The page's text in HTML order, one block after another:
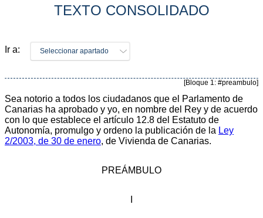
TEXTO CONSOLIDADO
Ir a: Seleccionar apartado
[Bloque 1: #preambulo]
Sea notorio a todos los ciudadanos que el Parlamento de
Canarias ha aprobado y yo, en nombre del Rey y de acuerdo
con lo que establece el artículo 12.8 del Estatuto de
Autonomía, promulgo y ordeno la publicación de la Ley
2/2003, de 30 de enero, de Vivienda de Canarias.
PREÁMBULO